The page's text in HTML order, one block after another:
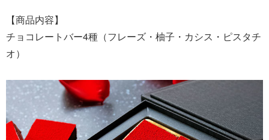
【商品内容】
チョコレートバー4種（フレーズ・柚子・カシス・ピスタチ
オ）